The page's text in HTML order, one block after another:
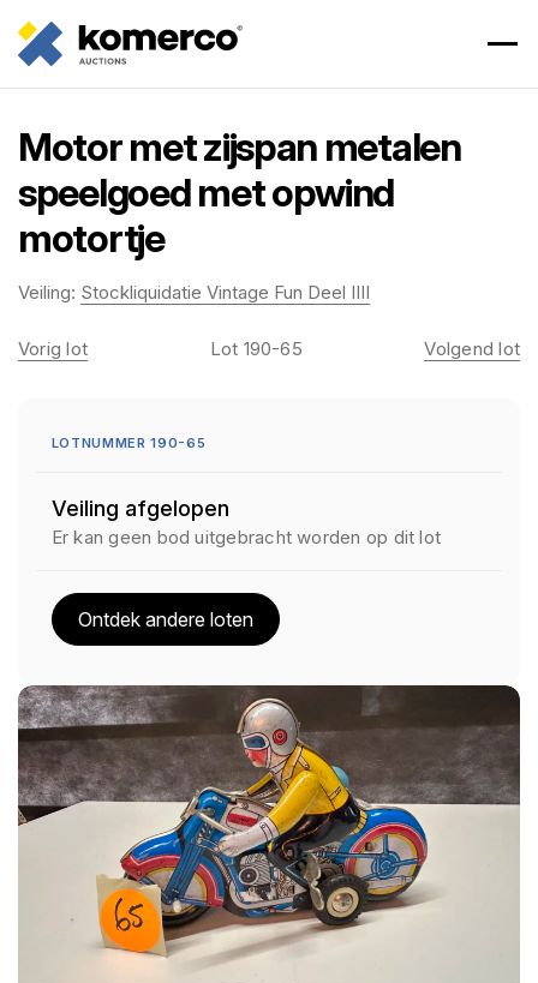
Motor met zijspan metalen
speelgoed met opwind
motortje
Veiling: Stockliquidatie Vintage Fun Deel IIII
Vorig lot Lot 190-65 Volgend lot
LOTNUMMER 190-65
Veiling afgelopen
Er kan geen bod uitgebracht worden op dit lot
Ontdek andere loten